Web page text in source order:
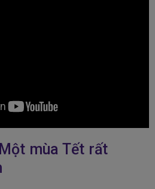
Một mùa Tết rất